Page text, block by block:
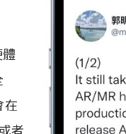
在
者